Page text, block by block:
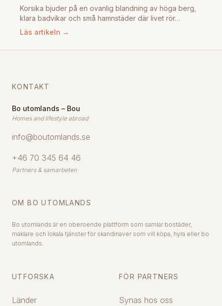
Korsika bjuder på en ovanlig blandning av höga berg,
klara badvikar och små hamnstäder där livet rör…
Läs artikeln →
KONTAKT
Bo utomlands – Bou
Homes and lifestyle abroad
info@boutomlands.se
+46 70 345 64 46
Partners & samarbeten
OM BO UTOMLANDS
Bo utomlands är en oberoende plattform som samlar bostäder,
mäklare och lokala tjänster för skandinaver som vill köpa, hyra eller bo
utomlands.
UTFORSKA
Länder
FÖR PARTNERS
Synas hos oss